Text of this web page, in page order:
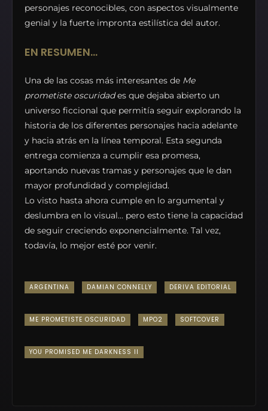
personajes reconocibles, con aspectos visualmente
genial y la fuerte impronta estilística del autor.
EN RESUMEN…
Una de las cosas más interesantes de Me
prometiste oscuridades que dejaba abierto un
universo ficcional que permitía seguir explorando la
historia de los diferentes personajes hacia adelante
y hacia atrás en la línea temporal. Esta segunda
entrega comienza a cumplir esa promesa,
aportando nuevas tramas y personajes que le dan
mayor profundidad y complejidad.
Lo visto hasta ahora cumple en lo argumental y
deslumbra en lo visual… pero esto tiene la capacidad
de seguir creciendo exponencialmente. Tal vez,
todavía, lo mejor esté por venir.
ARGENTINA DAMIAN CONNELLY DERIVA EDITORIAL
ME PROMETISTE OSCURIDAD MPO2 SOFTCOVER
YOU PROMISED ME DARKNESS II